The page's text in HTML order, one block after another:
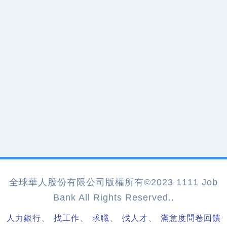
全球華人股份有限公司版權所有©2023 1111 Job
Bank All Rights Reserved..
人力銀行、 找工作、 求職、 找人才、 滿意度問卷回饋